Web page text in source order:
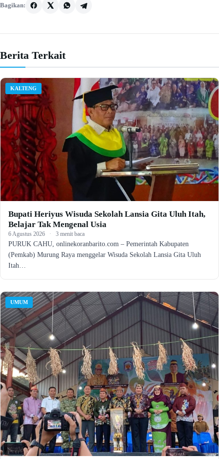
Bagikan:
Berita Terkait
KALTENG
Bupati Heriyus Wisuda Sekolah Lansia Gita Uluh Itah,
Belajar Tak Mengenal Usia
6 Agustus 2026 · 3 menit baca
PURUK CAHU, onlinekoranbarito.com – Pemerintah Kabupaten
(Pemkab) Murung Raya menggelar Wisuda Sekolah Lansia Gita Uluh
Itah…
UMUM